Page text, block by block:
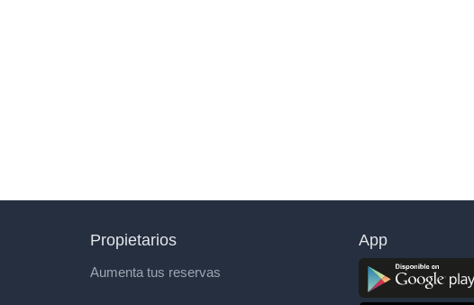
Propietarios
Aumenta tus reservas
App